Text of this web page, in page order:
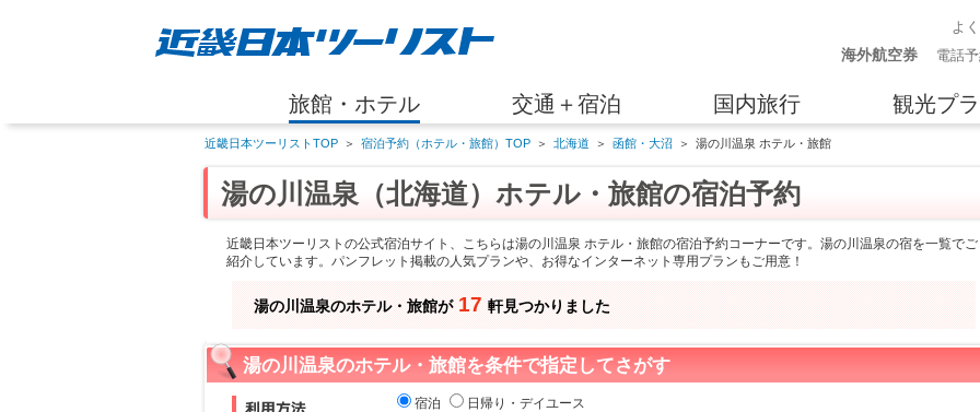
よ
海外航空券 電話
旅館・ホテル 交通＋宿泊 国内旅行 観光プ
近畿日本ツーリストTOP ＞ 宿泊予約（ホテル・旅館）TOP ＞ 北海道 ＞ 函館・大沼 ＞ 湯の川温泉 ホテル・旅館
湯の川温泉（北海道）ホテル・旅館の宿泊予約
近畿日本ツーリストの公式宿泊サイト、こちらは湯の川温泉 ホテル・旅館の宿泊予約コーナーです。湯の川温泉の宿を一覧でご
紹介しています。パンフレット掲載の人気プランや、お得なインターネット専用プランもご用意！
湯の川温泉のホテル・旅館が 17 軒見つかりました
湯の川温泉のホテル・旅館を条件で指定してさがす
宿泊 日帰り・デイユース